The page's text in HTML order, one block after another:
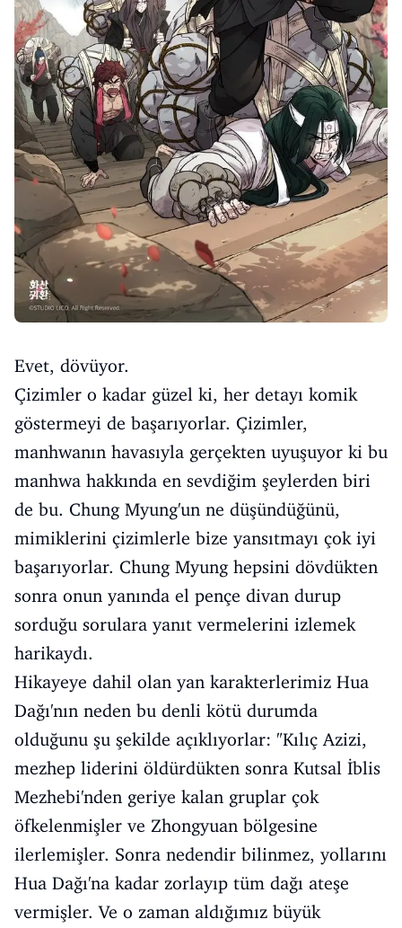
Evet, dövüyor.
Çizimler o kadar güzel ki, her detayı komik
göstermeyi de başarıyorlar. Çizimler,
manhwanın havasıyla gerçekten uyuşuyor ki bu
manhwa hakkında en sevdiğim şeylerden biri
de bu. Chung Myung'un ne düşündüğünü,
mimiklerini çizimlerle bize yansıtmayı çok iyi
başarıyorlar. Chung Myung hepsini dövdükten
sonra onun yanında el pençe divan durup
sorduğu sorulara yanıt vermelerini izlemek
harikaydı.
Hikayeye dahil olan yan karakterlerimiz Hua
Dağı'nın neden bu denli kötü durumda
olduğunu şu şekilde açıklıyorlar: "Kılıç Azizi,
mezhep liderini öldürdükten sonra Kutsal İblis
Mezhebi'nden geriye kalan gruplar çok
öfkelenmişler ve Zhongyuan bölgesine
ilerlemişler. Sonra nedendir bilinmez, yollarını
Hua Dağı'na kadar zorlayıp tüm dağı ateşe
vermişler. Ve o zaman aldığımız büyük